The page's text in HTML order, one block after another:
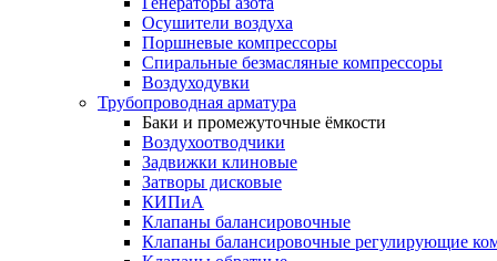
Осушители воздуха
Поршневые компрессоры
Спиральные безмасляные компрессоры
Воздуходувки
Трубопроводная арматура
Баки и промежуточные ёмкости
Воздухоотводчики
Задвижки клиновые
Затворы дисковые
КИПиА
Клапаны балансировочные
Клапаны балансировочные регулирующие